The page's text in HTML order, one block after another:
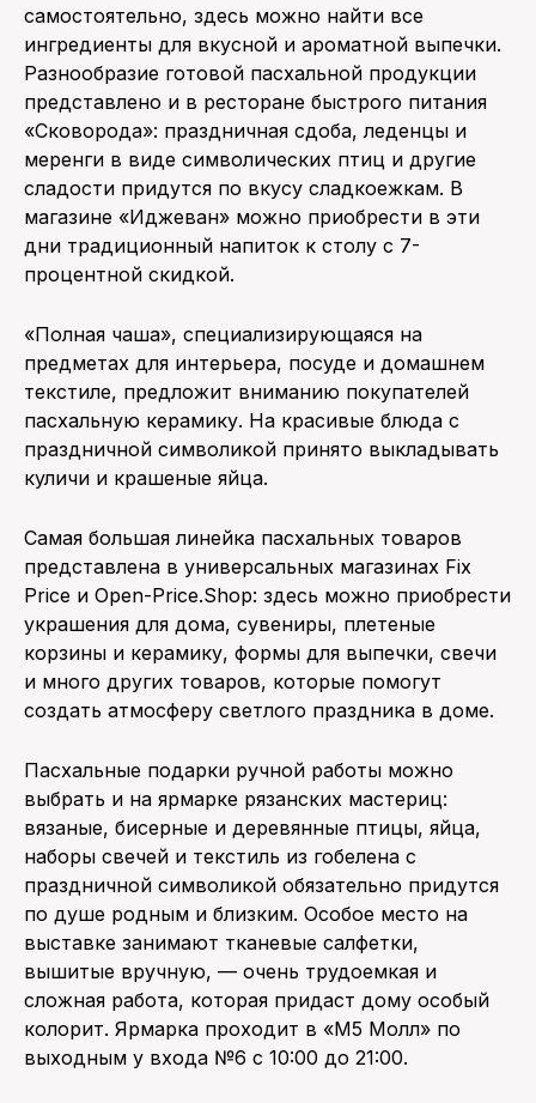
самостоятельно, здесь можно найти все
ингредиенты для вкусной и ароматной выпечки.
Разнообразие готовой пасхальной продукции
представлено и в ресторане быстрого питания
«Сковорода»: праздничная сдоба, леденцы и
меренги в виде символических птиц и другие
сладости придутся по вкусу сладкоежкам. В
магазине «Иджеван» можно приобрести в эти
дни традиционный напиток к столу с 7-
процентной скидкой.
«Полная чаша», специализирующаяся на
предметах для интерьера, посуде и домашнем
текстиле, предложит вниманию покупателей
пасхальную керамику. На красивые блюда с
праздничной символикой принято выкладывать
куличи и крашеные яйца.
Самая большая линейка пасхальных товаров
представлена в универсальных магазинах Fix
Price и Open-Price.Shop: здесь можно приобрести
украшения для дома, сувениры, плетеные
корзины и керамику, формы для выпечки, свечи
и много других товаров, которые помогут
создать атмосферу светлого праздника в доме.
Пасхальные подарки ручной работы можно
выбрать и на ярмарке рязанских мастериц:
вязаные, бисерные и деревянные птицы, яйца,
наборы свечей и текстиль из гобелена с
праздничной символикой обязательно придутся
по душе родным и близким. Особое место на
выставке занимают тканевые салфетки,
вышитые вручную, — очень трудоемкая и
сложная работа, которая придаст дому особый
колорит. Ярмарка проходит в «М5 Молл» по
выходным у входа №6 с 10:00 до 21:00.